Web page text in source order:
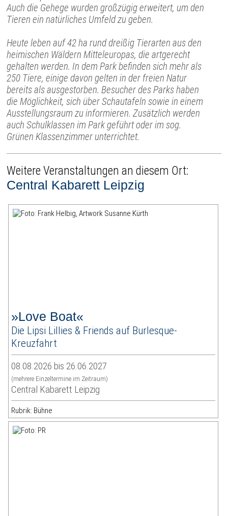
Auch die Gehege wurden großzügig erweitert, um den
Tieren ein natürliches Umfeld zu geben.
Heute leben auf 42 ha rund dreißig Tierarten aus den
heimischen Wäldern Mitteleuropas, die artgerecht
gehalten werden. In dem Park befinden sich mehr als
250 Tiere, einige davon gelten in der freien Natur
bereits als ausgestorben. Besucher des Parks haben
die Möglichkeit, sich über Schautafeln sowie in einem
Ausstellungsraum zu informieren. Zusätzlich werden
auch Schulklassen im Park geführt oder im sog.
Grünen Klassenzimmer unterrichtet.
Weitere Veranstaltungen an diesem Ort:
Central Kabarett Leipzig
»Love Boat«
Die Lipsi Lillies & Friends auf Burlesque-
Kreuzfahrt
08.08.2026 bis 26.06.2027
(mehrere Einzeltermine im Zeitraum)
Central Kabarett Leipzig
Rubrik: Bühne